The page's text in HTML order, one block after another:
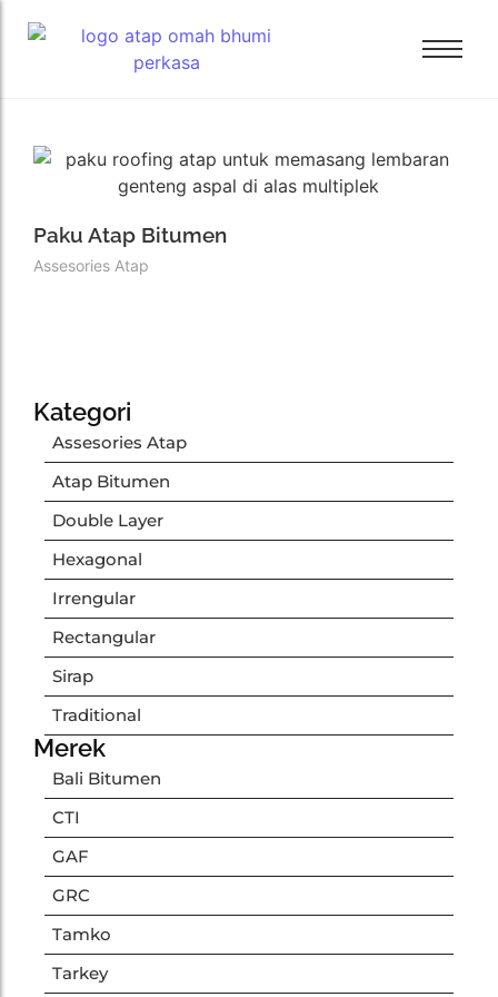
CTI
GAF
Tegola
CTI
GRC
Tamko
Kategori
Assesories Atap
Atap Bitumen
Double Layer
Hexagonal
Irrengular
Rectangular
Sirap
Traditional
Merek
Bali Bitumen
CTI
GAF
GRC
Tamko
Tarkey
Paku Atap Bitumen
Assesories Atap